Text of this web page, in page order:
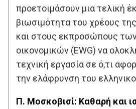
προετοιμάσουν μια τελική
βιωσιμότητα του χρέους
και στους εκπροσώπους
οικονομικών (EWG) να
τεχνική εργασία σε ό,τι
την ελάφρυνση του
Π. Μοσκοβισί: Καθαρή και